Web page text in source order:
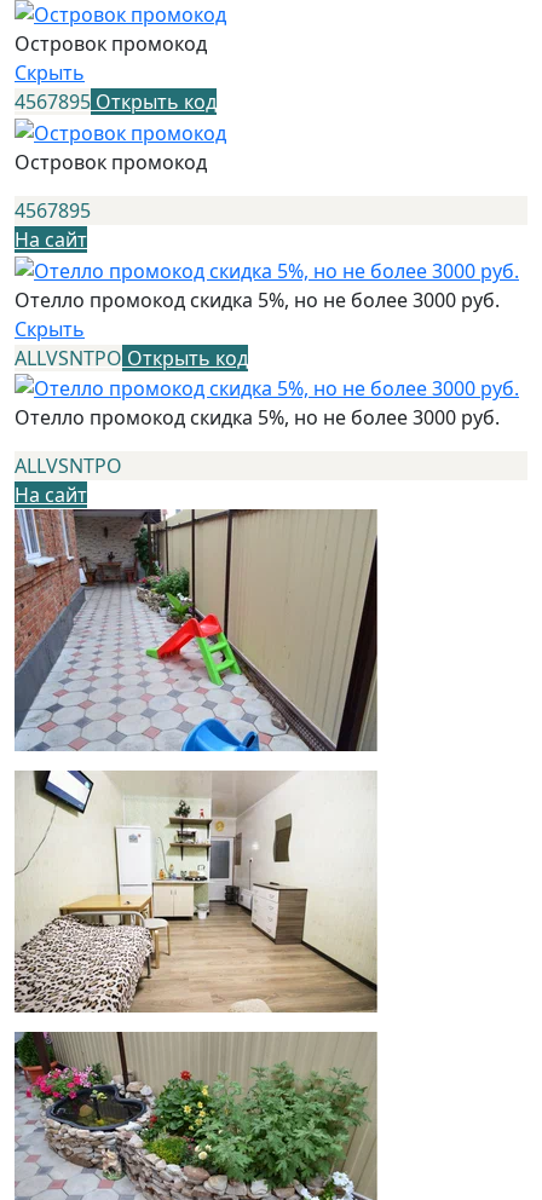
Островок промокод
Скрыть
4567895 Открыть код
Островок промокод
4567895
На сайт
Отелло промокод скидка 5%, но не более 3000 руб.
Скрыть
ALLVSNTPO Открыть код
Отелло промокод скидка 5%, но не более 3000 руб.
ALLVSNTPO
На сайт